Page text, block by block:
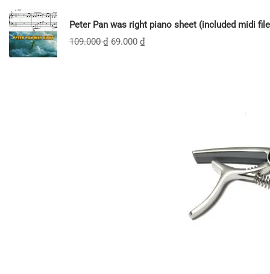
Peter Pan was right piano sheet (included midi
109.000₫ 69.000 ₫